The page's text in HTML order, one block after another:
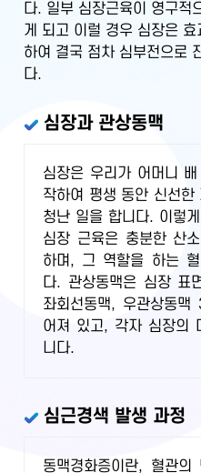
다. 일부 심장근육이 영구적
게 되고 이럴 경우 심장은
하여 결국 점차 심부전으로
다.
심장과 관상동맥
심장은 우리가 어머니
작하여 평생 동안 신선한
청난 일을 합니다. 이렇
심장 근육은 충분한 산
하며, 그 역할을 하는 혈
다. 관상동맥은 심장 표
좌회선동맥, 우관상동
어져 있고, 각자 심장의
니다.
심근경색 발생 과정
동맥경화증이란, 혈관의